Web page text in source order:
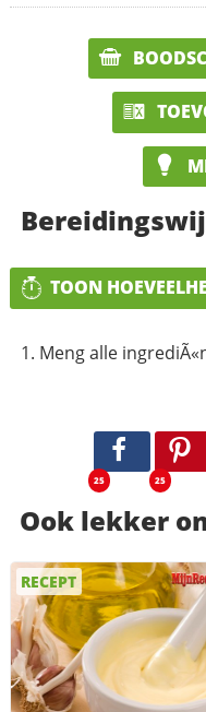
TOON
Meng alle
25 25
Ook lekker
RECEPT